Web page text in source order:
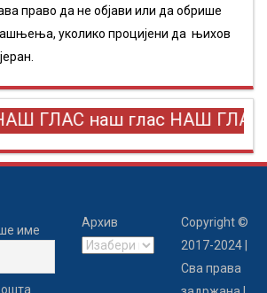
право да не објави или да обрише
уколико процијени да њихов
ГЛАС наш глас НАШ ГЛАС
име
Архив
Архив
Copyright ©
2017-2024 |
Сва права